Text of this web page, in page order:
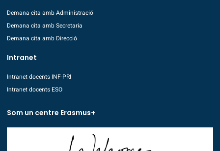
Demana cita amb Administració
Demana cita amb Secretaria
Demana cita amb Direcció
Intranet
Intranet docents INF-PRI
Intranet docents ESO
Som un centre Erasmus+